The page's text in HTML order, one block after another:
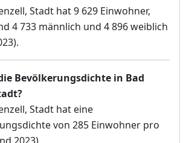
Stadt hat 9 629 Einwohner,
4 733 männlich und 4 896 weiblich
Bevölkerungsdichte in Bad
Stadt hat eine
von 285 Einwohner pro